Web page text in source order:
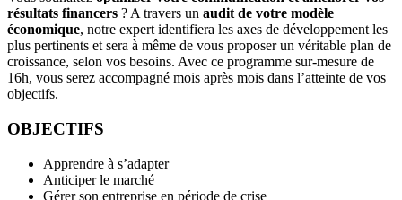
résultats financers ? A travers un audit de votre modèle
économique, notre expert identifiera les axes de développement les
plus pertinents et sera à même de vous proposer un véritable plan de
croissance, selon vos besoins. Avec ce programme sur-mesure de
16h, vous serez accompagné mois après mois dans l’atteinte de vos
objectifs.
OBJECTIFS
Apprendre à s’adapter
Anticiper le marché
Gérer son entreprise en période de crise